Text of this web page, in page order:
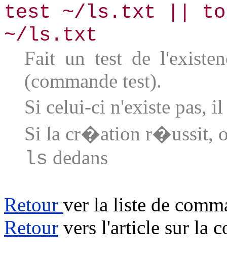
test ~/ls.txt ||
~/ls.txt
Fait un test de
(commande test).
Si celui-ci n'existe pas,
Si la cr�ation r�ussit,
ls dedans
Retour ver la liste de
Retour vers l'article sur la